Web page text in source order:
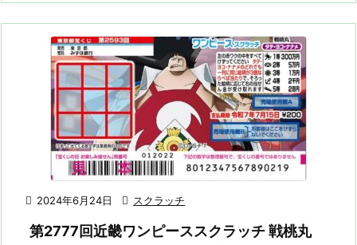
 2024年6月24日  スクラッチ
第2777回近畿ワンピーススクラッチ 戦桃丸